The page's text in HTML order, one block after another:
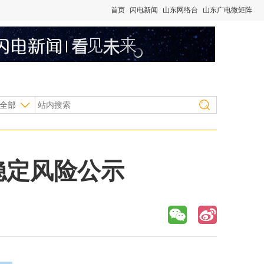
首页 闪电新闻 山东网络台 山东广电微矩阵
部
风险公示